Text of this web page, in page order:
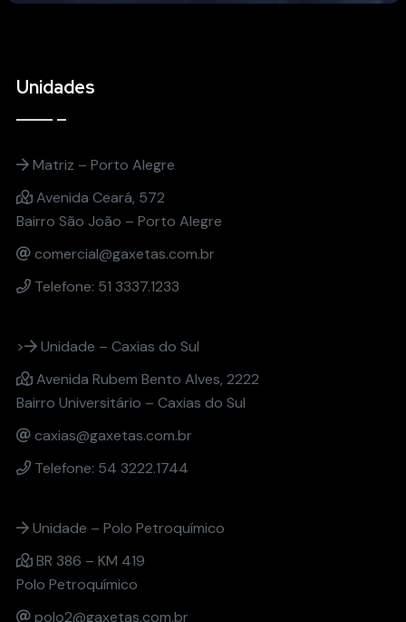
Unidades
Matriz – Porto Alegre
Avenida Ceará, 572
Bairro São João – Porto Alegre
comercial@gaxetas.com.br
Telefone: 51 3337.1233
>
Unidade – Caxias do Sul
Avenida Rubem Bento Alves, 2222
Bairro Universitário – Caxias do Sul
caxias@gaxetas.com.br
Telefone: 54 3222.1744
Unidade – Polo Petroquímico
BR 386 – KM 419
Polo Petroquímico
polo2@gaxetas.com.br